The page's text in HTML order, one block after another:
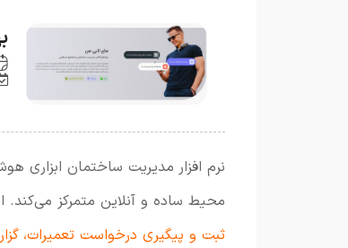
نرم افزار مدیریت ساختمان ابزاری
محیط ساده و آنلاین متمرکز می‌کند.
ثبت و پیگیری درخواست تعمیرات،